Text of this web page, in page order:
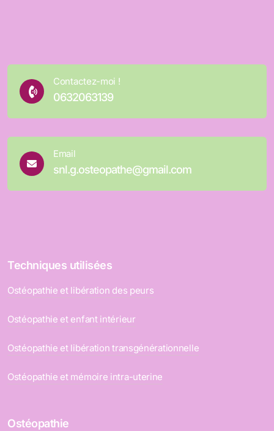
Contactez-moi !
0632063139
Email
snl.g.osteopathe@gmail.com
Techniques utilisées
Ostéopathie et libération des peurs
Ostéopathie et enfant intérieur
Ostéopathie et libération transgénérationnelle
Ostéopathie et mémoire intra-uterine
Ostéopathie